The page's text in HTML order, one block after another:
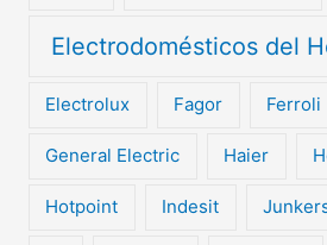
Electrodomésticos del
Electrolux Fagor Ferroli
General Electric Haier
Hotpoint Indesit